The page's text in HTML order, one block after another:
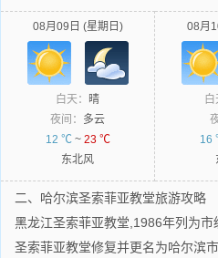
08月09日 (星期日)
白天： 晴
夜间： 多云
12 ℃~ 23 ℃
东北风
08月
白
16
二、哈尔滨圣索菲亚教堂旅游攻略
黑龙江圣索菲亚教堂,1986年列为
圣索菲亚教堂修复并更名为哈尔滨